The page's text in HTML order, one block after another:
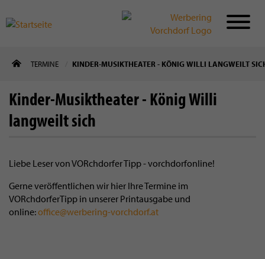
zum
TERMINE KINDER-MUSIKTHEATER - KÖNIG WILLI LANGWEILT
Kinder-Musiktheater - König Willi
langweilt sich
Liebe Leser von VORchdorfer Tipp - vorchdorfonline!
Gerne veröffentlichen wir hier Ihre Termine im
VORchdorferTipp in unserer Printausgabe und
online:office@werbering-vorchdorf.at